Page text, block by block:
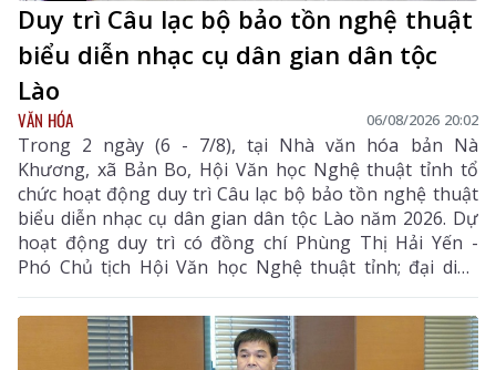
Duy trì Câu lạc bộ bảo tồn nghệ thuật
biểu diễn nhạc cụ dân gian dân tộc
Lào
VĂN HÓA 06/08/2026 20:02
Trong 2 ngày (6 - 7/8), tại Nhà văn hóa bản Nà
Khương, xã Bản Bo, Hội Văn học Nghệ thuật tỉnh tổ
chức hoạt động duy trì Câu lạc bộ bảo tồn nghệ thuật
biểu diễn nhạc cụ dân gian dân tộc Lào năm 2026. Dự
hoạt động duy trì có đồng chí Phùng Thị Hải Yến -
Phó Chủ tịch Hội Văn học Nghệ thuật tỉnh; đại diện
Phòng Văn hóa - Xã hội xã Bản Bo và 24 thành viên
câu lạc bộ.